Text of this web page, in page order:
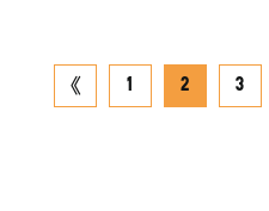
previous
page
1 2 3